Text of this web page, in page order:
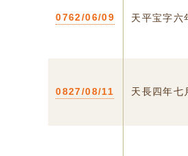
0762/06/09 天平宝字六
0827/08/11 天長四年七